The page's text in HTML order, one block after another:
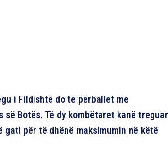
i Fildishtë do të përballet me
Botës. Të dy kombëtaret kanë treguar
për të dhënë maksimumin në këtë